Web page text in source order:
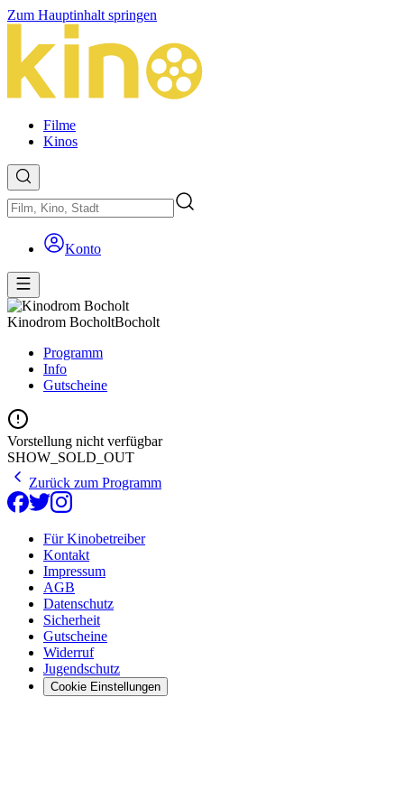
Zum Hauptinhalt springen
Filme
Kinos
Konto
Kinodrom BocholtBocholt
Programm
Info
Gutscheine
Vorstellung nicht verfügbar
SHOW_SOLD_OUT
Zurück zum Programm
Für Kinobetreiber
Kontakt
Impressum
AGB
Datenschutz
Sicherheit
Gutscheine
Widerruf
Jugendschutz
Cookie Einstellungen